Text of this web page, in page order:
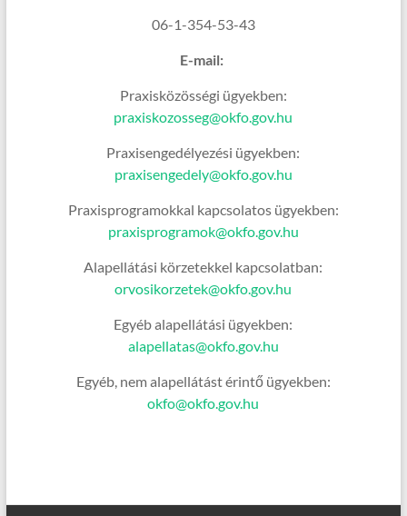
06-1-354-53-43
E-mail:
Praxisközösségi ügyekben:
praxiskozosseg@okfo.gov.hu
Praxisengedélyezési ügyekben:
praxisengedely@okfo.gov.hu
Praxisprogramokkal kapcsolatos ügyekben:
praxisprogramok@okfo.gov.hu
Alapellátási körzetekkel kapcsolatban:
orvosikorzetek@okfo.gov.hu
Egyéb alapellátási ügyekben:
alapellatas@okfo.gov.hu
Egyéb, nem alapellátást érintő ügyekben:
okfo@okfo.gov.hu